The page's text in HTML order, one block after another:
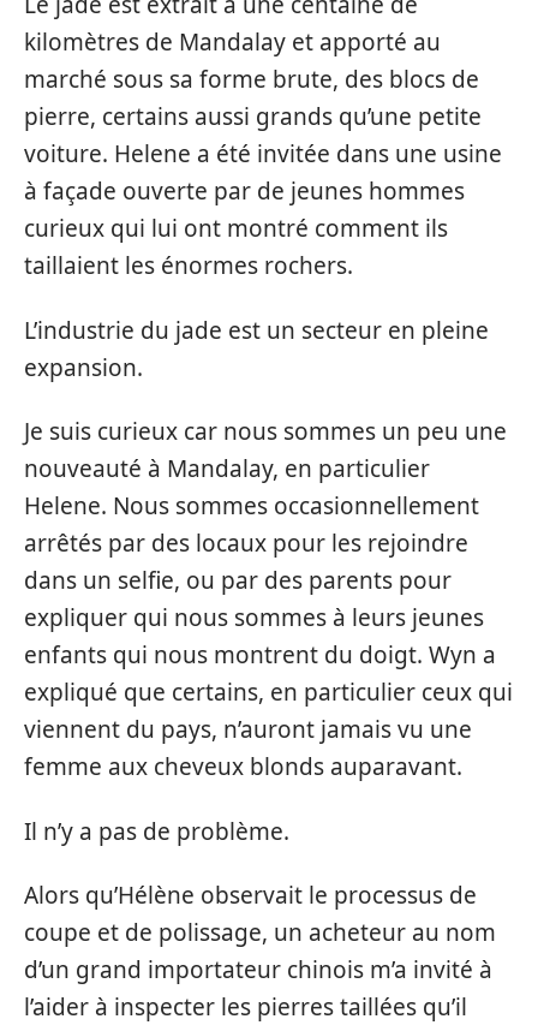
kilomètres de Mandalay et apporté au
marché sous sa forme brute, des blocs de
pierre, certains aussi grands qu’une petite
voiture. Helene a été invitée dans une usine
à façade ouverte par de jeunes hommes
curieux qui lui ont montré comment ils
taillaient les énormes rochers.
L’industrie du jade est un secteur en pleine
expansion.
Je suis curieux car nous sommes un peu une
nouveauté à Mandalay, en particulier
Helene. Nous sommes occasionnellement
arrêtés par des locaux pour les rejoindre
dans un selfie, ou par des parents pour
expliquer qui nous sommes à leurs jeunes
enfants qui nous montrent du doigt. Wyn a
expliqué que certains, en particulier ceux qui
viennent du pays, n’auront jamais vu une
femme aux cheveux blonds auparavant.
Il n’y a pas de problème.
Alors qu’Hélène observait le processus de
coupe et de polissage, un acheteur au nom
d’un grand importateur chinois m’a invité à
l’aider à inspecter les pierres taillées qu’il